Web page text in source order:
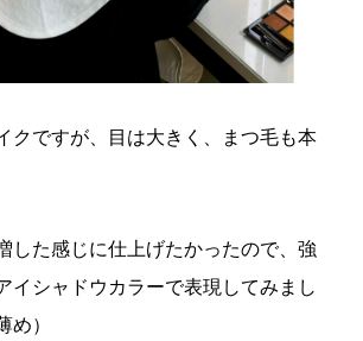
クですが、目は大きく、まつ毛も本
した感じに仕上げたかったので、強
イシャドウカラーで表現してみまし
め）